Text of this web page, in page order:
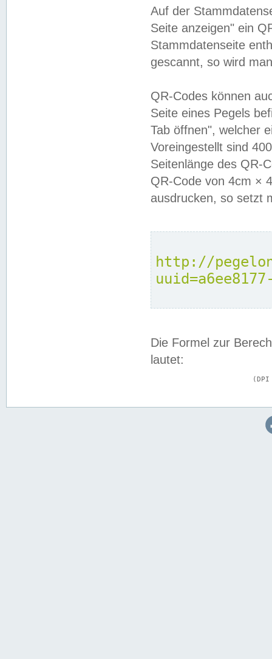
Auf der
Seite anzeigen" ein
Stammdatenseite
gescannt, so wird
QR-Codes können
Seite eines Pegels
Tab öffnen", welcher
Voreingestellt sind
Seitenlänge des QR-
QR-Code von 4cm ×
ausdrucken, so setzt
http://
Die Formel zur
lautet: